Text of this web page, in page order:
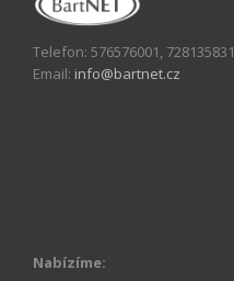
Telefon: 576576001, 728135831
Email: info@bartnet.cz
Nabízíme: